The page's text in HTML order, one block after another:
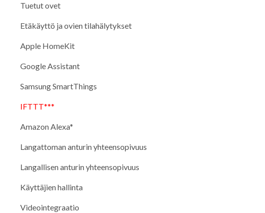
Tuetut ovet
Etäkäyttö ja ovien tilahälytykset
Apple HomeKit
Google Assistant
Samsung SmartThings
IFTTT***
Amazon Alexa*
Langattoman anturin yhteensopivuus
Langallisen anturin yhteensopivuus
Käyttäjien hallinta
Videointegraatio